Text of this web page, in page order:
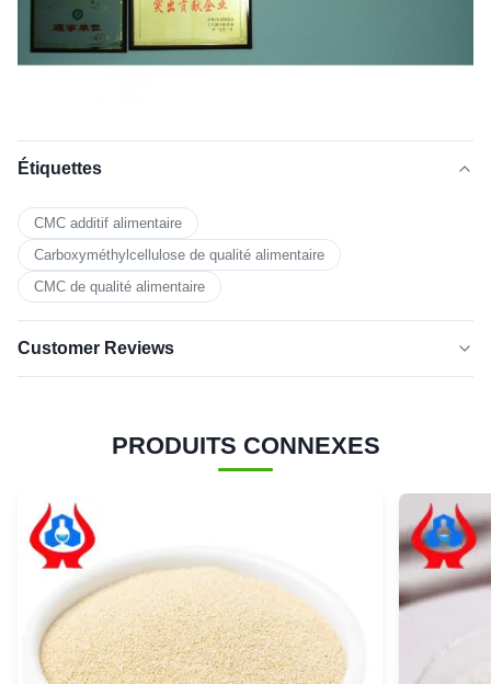
Étiquettes
CMC additif alimentaire
Carboxyméthylcellulose de qualité alimentaire
CMC de qualité alimentaire
Customer Reviews
étoiles
100%
4 étoiles
0
3 étoiles
0
2 étoiles
0
0
A
ADAN
BelgiumFeb 10.2026
PRODUITS CONNEXES